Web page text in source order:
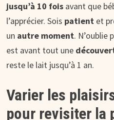
jusqu’à 10 foisavant que
l’apprécier. Sois patient et
un autre moment. N’oublie
est avant tout une
reste le lait jusqu’à 1 an.
Varier les
pour revisiter la